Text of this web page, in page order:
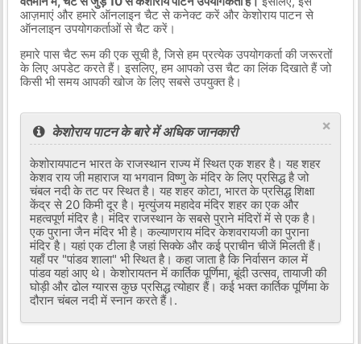
आज़माएं और हमारे ऑनलाइन चैट से कनेक्ट करें और केशोराय पाटन से
ऑनलाइन उपयोगकर्ताओं से चैट करें।
हमारे पास चैट रूम की एक सूची है, जिसे हम प्रत्येक उपयोगकर्ता की जरूरतों
के लिए अपडेट करते हैं। इसलिए, हम आपको उस चैट का लिंक दिखाते हैं जो
किसी भी समय आपकी खोज के लिए सबसे उपयुक्त है।
×
केशोराय पाटन के बारे में अधिक जानकारी
केशोरायपाटन भारत के राजस्थान राज्य में स्थित एक शहर है। यह शहर
केशव राय जी महाराज या भगवान विष्णु के मंदिर के लिए प्रसिद्ध है जो
चंबल नदी के तट पर स्थित है। यह शहर कोटा, भारत के प्रसिद्ध शिक्षा
केंद्र से 20 किमी दूर है। मृत्युंजय महादेव मंदिर शहर का एक और
महत्वपूर्ण मंदिर है। मंदिर राजस्थान के सबसे पुराने मंदिरों में से एक है।
एक पुराना जैन मंदिर भी है। कल्याणराय मंदिर केशवरायजी का पुराना
मंदिर है। यहां एक टीला है जहां सिक्के और कई प्राचीन चीजें मिलती हैं।
यहाँ पर "पांडव शाला" भी स्थित है। कहा जाता है कि निर्वासन काल में
पांडव यहां आए थे। केशोरायतन में कार्तिक पूर्णिमा, बूंदी उत्सव, तायाजी की
घोड़ी और ढोल ग्यारस कुछ प्रसिद्ध त्योहार हैं। कई भक्त कार्तिक पूर्णिमा के
दौरान चंबल नदी में स्नान करते हैं।.